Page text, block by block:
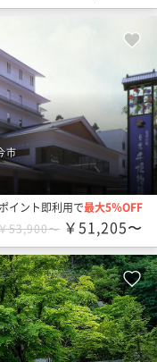
市
ポイント即利用で最大5％OFF
53,900〜 ￥51,205〜